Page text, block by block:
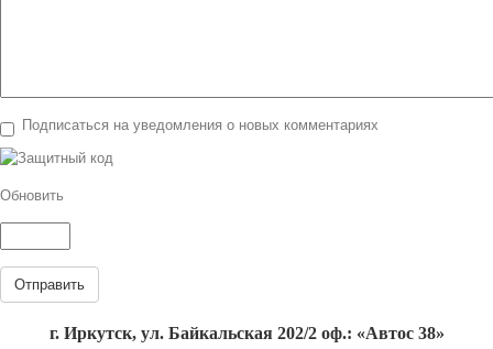
Подписаться на уведомления о новых комментариях
Обновить
Отправить
г. Иркутск, ул. Байкальская 202/2 оф.: «Автос 38»